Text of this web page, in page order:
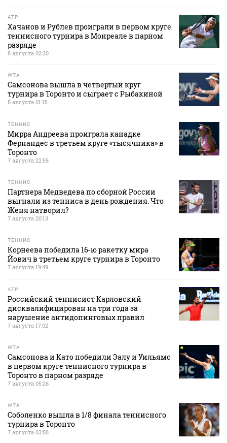
ATP
Хачанов и Рублев проиграли в первом круге
теннисного турнира в Монреале в парном
разряде
8 августа 02:30
WTA
Самсонова вышла в четвертый круг
турнира в Торонто и сыграет с Рыбакиной
8 августа 01:15
ТЕННИС
Мирра Андреева проиграла канадке
Фернандес в третьем круге «тысячника» в
Торонто
7 августа 22:58
ТЕННИС
Партнера Медведева по сборной России
выгнали из тенниса в день рождения. Что
Женя натворил?
7 августа 20:13
ТЕННИС
Корнеева победила 16‑ю ракетку мира
Йович в третьем круге турнира в Торонто
7 августа 19:49
ATP
Российский теннисист Карловский
дисквалифицирован на три года за
нарушение антидопинговых правил
7 августа 17:02
WTA
Самсонова и Като победили Эалу и Уильямс
в первом круге теннисного турнира в
Торонто в парном разряде
7 августа 05:26
WTA
Соболенко вышла в 1/8 финала теннисного
турнира в Торонто
7 августа 03:58